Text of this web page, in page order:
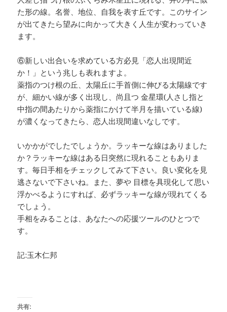
た形の線。名誉、地位、自我を表す丘です。このサイン
が出てきたら望みに向かって大きく人生が変わっていき
ます。
⑥新しい出合いを求めている方必見「恋人出現間近
か！」という兆しも表れますよ。
薬指のつけ根の丘、太陽丘に手首側に伸びる太陽線です
が、細かい線が多く出現し、尚且つ 金星環(人さし指と
中指の間あたりから薬指にかけて半月を描いている線)
が濃くなってきたら、恋人出現間違いなしです。
いかかがでしたでしょうか。 ラッキーな線はありました
か？ ラッキーな線はある日突然に現れることもありま
す。毎日手相をチェックしてみて下さい。 良い変化を見
逃さないで下さいね。
また、夢や 目標を具現化して思い
浮かべるようにすれば、必ずラッキーな線が現れてくる
でしょう。
手相をみることは、あなたへの応援ツールのひとつで
す。
記:玉木仁邦
共有: